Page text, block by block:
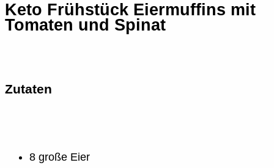
Keto Frühstück Eiermuffins mit
Tomaten und Spinat
Zutaten
8 große Eier